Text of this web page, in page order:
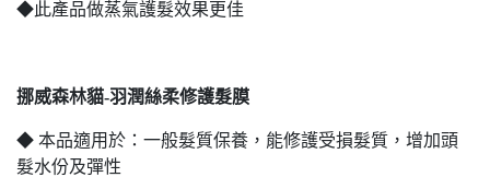
◆此產品做蒸氣護髮效果更佳
挪威森林貓-羽潤絲柔修護髮膜
◆ 本品適用於：一般髮質保養，能修護受損髮質，增加頭
髮水份及彈性